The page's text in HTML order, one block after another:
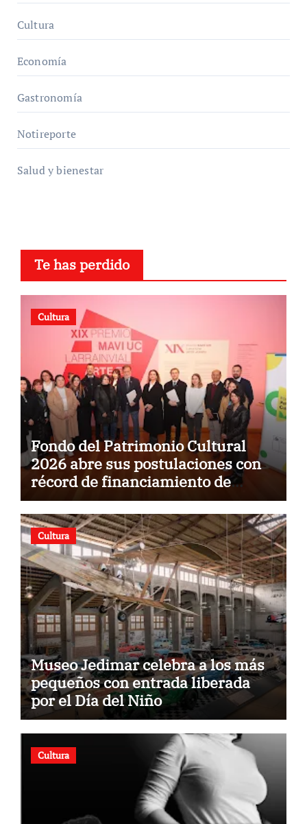
Cultura
Economía
Gastronomía
Notireporte
Salud y bienestar
Te has perdido
Cultura
Fondo del Patrimonio Cultural
2026 abre sus postulaciones con
récord de financiamiento de
$5.500 millones
Cultura
Museo Jedimar celebra a los más
pequeños con entrada liberada
por el Día del Niño
Cultura